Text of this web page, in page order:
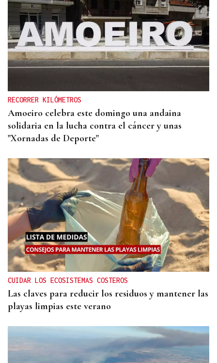
CANEDO
Un herido en la colisión entre dos coches en la
RECORRER KILÓMETROS
Amoeiro celebra este domingo una andaina
solidaria en la lucha contra el cáncer y unas
"Xornadas de Deporte"
CUIDAR LOS ECOSISTEMAS COSTEROS
Las claves para reducir los residuos y mantener las
playas limpias este verano